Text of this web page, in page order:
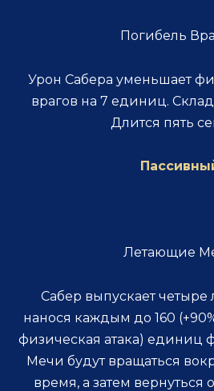
Погибель
Урон Сабера уменьшает
врагов на 7 единиц.
Длится пять
Летающие
Сабер выпускает
нанося каждым до 160
физическая атака) единиц
Мечи будут вращаться
время, а затем вернуться